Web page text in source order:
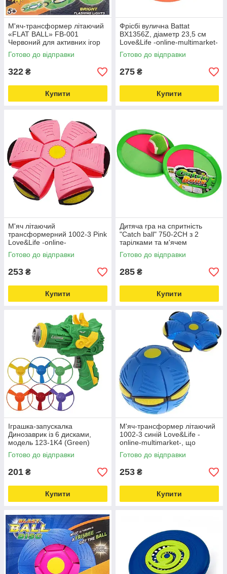
М'яч-трансформер літаючий
«FLAT BALL» FB-001
Червоний для активних ігор
Love&Life -online-multimarket-
Готово до відправки
322 ₴
Купити
Фрісбі вулична Battat
BX1356Z, діаметр 23,5 см
Love&Life -online-multimarket-
Готово до відправки
275 ₴
Купити
М'яч літаючий
трансформерний 1002-3 Pink
Love&Life -online-
multimarket-, що світиться
Готово до відправки
253 ₴
Купити
Дитяча гра на спритність
"Catch ball" 750-2CH з 2
тарілками та м'ячем
Love&Life -online-multimarket-
Готово до відправки
285 ₴
Купити
Іграшка-запускалка
Динозаврик із 6 дисками,
модель 123-1K4 (Green)
Love&Life -online-multimarket-
Готово до відправки
201 ₴
Купити
М'яч-трансформер літаючий
1002-3 синій Love&Life -
online-multimarket-, що
світиться
Готово до відправки
253 ₴
Купити